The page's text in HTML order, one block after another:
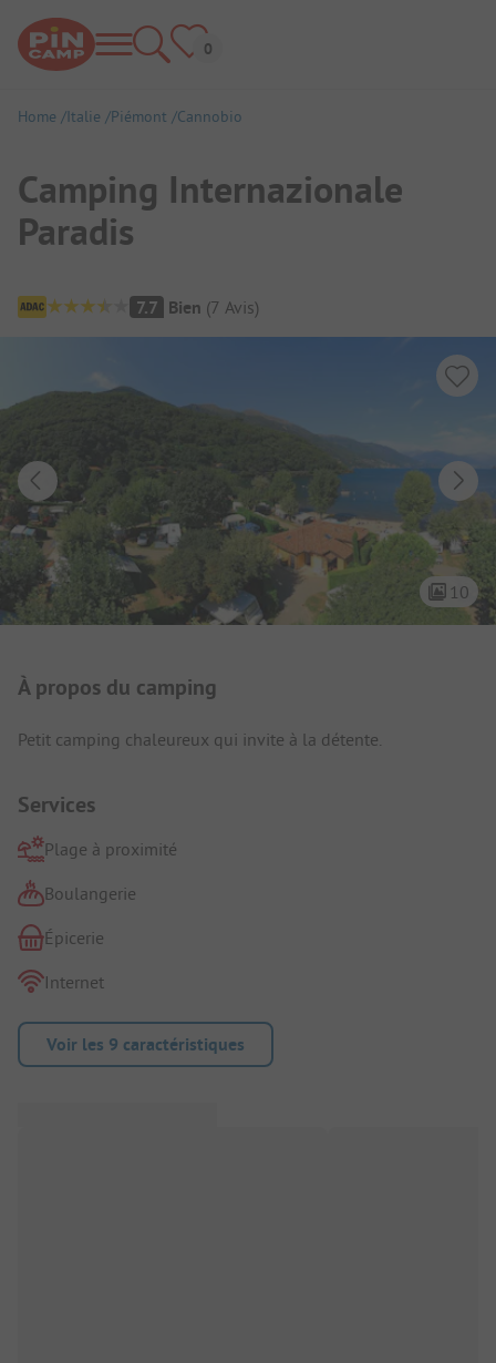
Home Italie Piémont Cannobio
Camping Internazionale
Paradis
Aperçu du camping
7.7 Bien (7 Avis)
10
Présentation du camping
À propos du camping
Petit camping chaleureux qui invite à la détente.
Services
Plage à proximité
Boulangerie
Épicerie
Internet
Voir les 9 caractéristiques